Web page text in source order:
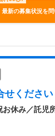
最新の募集状況を
ください
お休み／託